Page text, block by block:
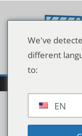
Inhalt
We've
different
to:
EN